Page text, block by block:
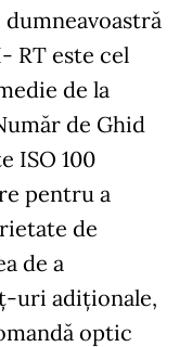
RT este cel
de la
de Ghid
ISO 100
pentru a
de
de a
uri adiționale,
optic